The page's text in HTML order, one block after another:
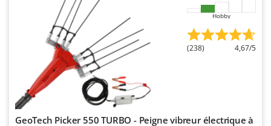
Tre Spade
Trev - Abrek - TecnoVIR
Trotec
Troy-Bilt
Udor
Unger
Hobby
(238) 4,67/5
GeoTech Picker 550 TURBO - Peigne vibreur électrique à